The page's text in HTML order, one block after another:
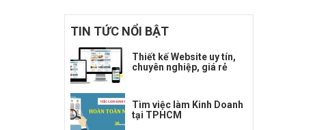
TIN TỨC NỔI BẬT
Thiết kế Website uy tín,
chuyên nghiệp, giá rẻ
Tìm việc làm Kinh Doanh
tại TPHCM